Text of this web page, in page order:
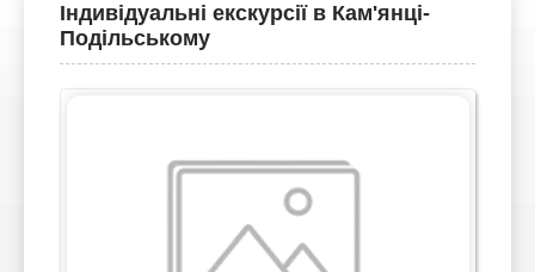
Індивідуальні екскурсії в Кам'янці-
Подільському